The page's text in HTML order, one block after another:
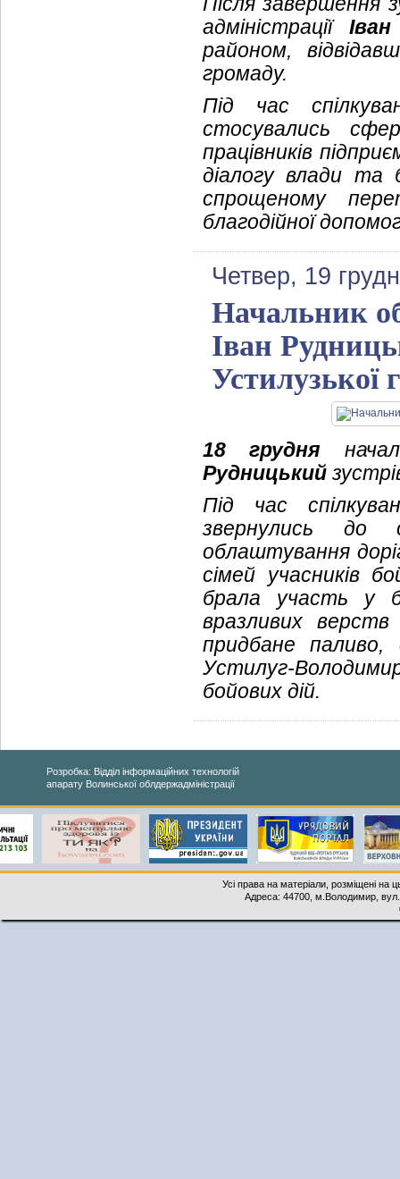
адміністрації
районом,
громаду.
Під час
стосувались
працівників
діалогу влади та
спрощеному
благодійної
Четвер, 19
Начальник
Іван
Устилузької
18 грудня
Рудницький
Під час
звернулись до
облаштування
сімей учасників
брала участь у
вразливих
придбане паливо,
Устилуг-
бойових дій.
Розробка: Відділ інформаційних технологій
апарату Волинської облдержадміністрації
Усі права на матеріали, розміщені на
Адреса: 44700, м.Володимир,